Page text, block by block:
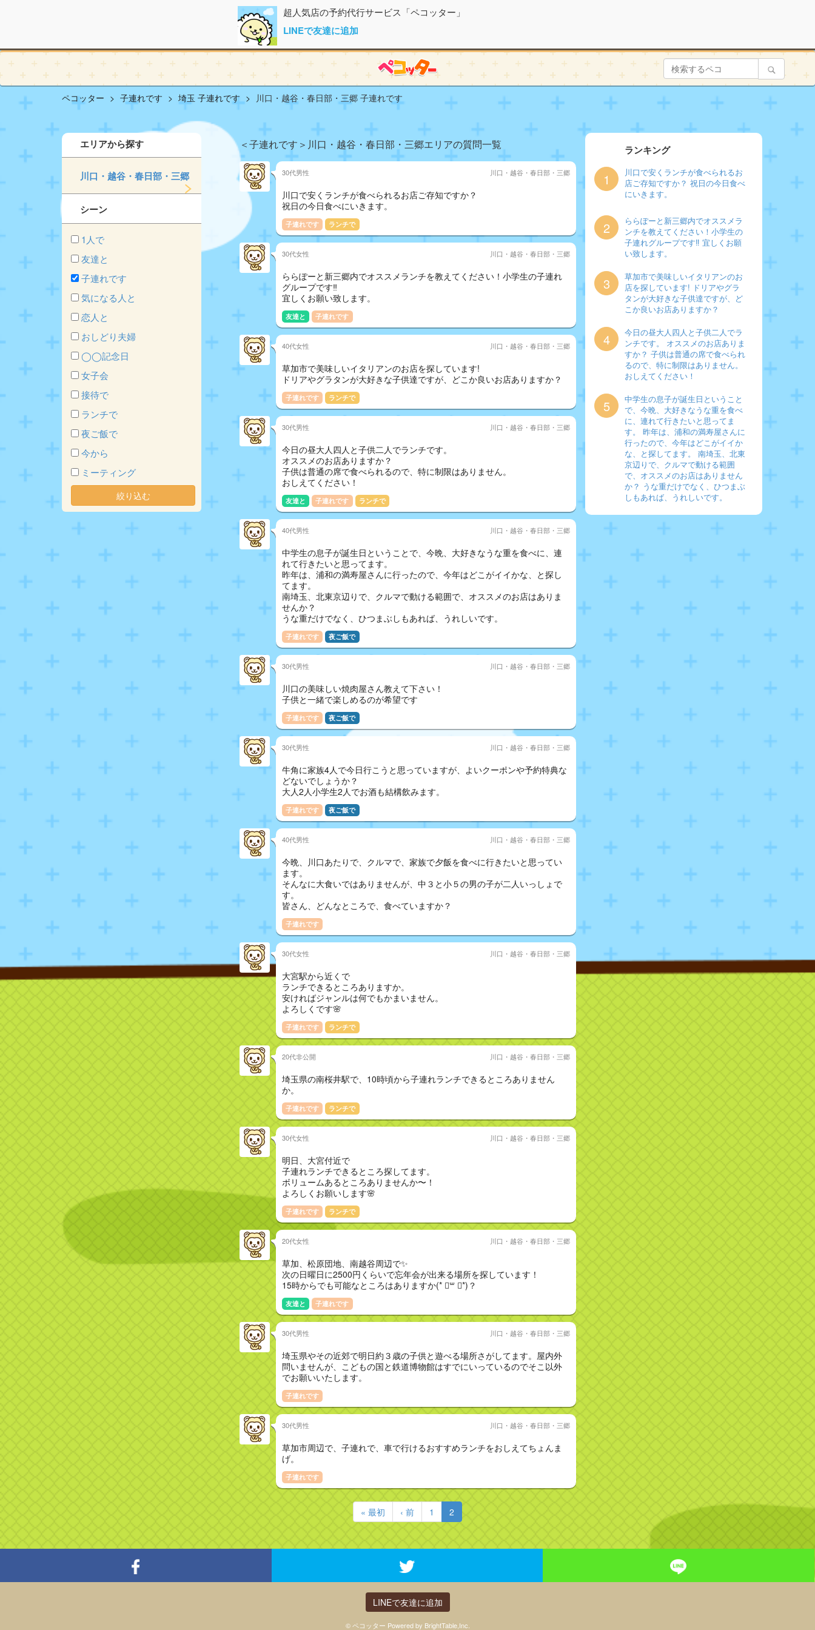
超人気店の予約代行サービス「ペコッター」
LINEで友達に追加
ペコッター 子連れです 埼玉 子連れです 川口・越谷・春日部・三郷 子連れです
＜子連れです＞川口・越谷・春日部・三郷エリアの質問一覧
30代男性 川口・越谷・春日部・三郷
川口で安くランチが食べられるお店ご存知ですか？
祝日の今日食べにいきます。
子連れです ランチで
30代女性 川口・越谷・春日部・三郷
ららぽーと新三郷内でオススメランチを教えてください！小学生の子連れ
グループです‼︎
宜しくお願い致します。
友達と 子連れです
40代女性 川口・越谷・春日部・三郷
草加市で美味しいイタリアンのお店を探しています!
ドリアやグラタンが大好きな子供達ですが、どこか良いお店ありますか？
子連れです ランチで
30代男性 川口・越谷・春日部・三郷
今日の昼大人四人と子供二人でランチです。
オススメのお店ありますか？
子供は普通の席で食べられるので、特に制限はありません。
おしえてください！
友達と 子連れです ランチで
40代男性 川口・越谷・春日部・三郷
中学生の息子が誕生日ということで、今晩、大好きなうな重を食べに、連
れて行きたいと思ってます。
昨年は、浦和の満寿屋さんに行ったので、今年はどこがイイかな、と探し
てます。
南埼玉、北東京辺りで、クルマで動ける範囲で、オススメのお店はありま
せんか？
うな重だけでなく、ひつまぶしもあれば、うれしいです。
子連れです 夜ご飯で
30代男性 川口・越谷・春日部・三郷
川口の美味しい焼肉屋さん教えて下さい！
子供と一緒で楽しめるのが希望です
子連れです 夜ご飯で
30代男性 川口・越谷・春日部・三郷
牛角に家族4人で今日行こうと思っていますが、よいクーポンや予約特典な
どないでしょうか？
大人2人小学生2人でお酒も結構飲みます。
子連れです 夜ご飯で
40代男性 川口・越谷・春日部・三郷
今晩、川口あたりで、クルマで、家族で夕飯を食べに行きたいと思ってい
ます。
そんなに大食いではありませんが、中３と小５の男の子が二人いっしょで
す。
皆さん、どんなところで、食べていますか？
子連れです
30代女性 川口・越谷・春日部・三郷
大宮駅から近くで
ランチできるところありますか。
安ければジャンルは何でもかまいません。
よろしくです🌸
子連れです ランチで
20代非公開 川口・越谷・春日部・三郷
埼玉県の南桜井駅で、10時頃から子連れランチできるところありません
か。
子連れです ランチで
30代女性 川口・越谷・春日部・三郷
明日、大宮付近で
子連れランチできるところ探してます。
ボリュームあるところありませんか〜！
よろしくお願いします🌸
子連れです ランチで
20代女性 川口・越谷・春日部・三郷
草加、松原団地、南越谷周辺で✨
次の日曜日に2500円くらいで忘年会が出来る場所を探しています！
15時からでも可能なところはありますか(* ॑꒳ ॑*)？
友達と 子連れです
30代男性 川口・越谷・春日部・三郷
埼玉県やその近郊で明日約３歳の子供と遊べる場所さがしてます。屋内外
問いませんが、こどもの国と鉄道博物館はすでにいっているのでそこ以外
でお願いいたします。
子連れです
30代男性 川口・越谷・春日部・三郷
草加市周辺で、子連れで、車で行けるおすすめランチをおしえてちょんま
げ。
子連れです
« 最初 ‹ 前 1 2
エリアから探す
川口・越谷・春日部・三郷
シーン
1人で
友達と
子連れです
気になる人と
恋人と
おしどり夫婦
◯◯記念日
女子会
接待で
ランチで
夜ご飯で
今から
ミーティング
絞り込む
ランキング
1
川口で安くランチが食べられるお
店ご存知ですか？ 祝日の今日食べ
にいきます。
2
ららぽーと新三郷内でオススメラ
ンチを教えてください！小学生の
子連れグループです‼︎ 宜しくお願
い致します。
3
草加市で美味しいイタリアンのお
店を探しています! ドリアやグラ
タンが大好きな子供達ですが、ど
こか良いお店ありますか？
4
今日の昼大人四人と子供二人でラ
ンチです。 オススメのお店ありま
すか？ 子供は普通の席で食べられ
るので、特に制限はありません。
おしえてください！
5
中学生の息子が誕生日ということ
で、今晩、大好きなうな重を食べ
に、連れて行きたいと思ってま
す。 昨年は、浦和の満寿屋さんに
行ったので、今年はどこがイイか
な、と探してます。 南埼玉、北東
京辺りで、クルマで動ける範囲
で、オススメのお店はありません
か？ うな重だけでなく、ひつまぶ
しもあれば、うれしいです。
LINEで友達に追加
© ペコッター Powered by BrightTable,Inc.